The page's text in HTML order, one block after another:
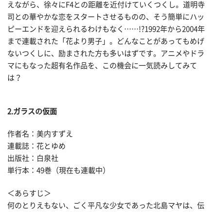
えながら、徐々にF4との距離を近付けていくつくし。道明寺
司との華やかな恋をスタートさせるものの、そう簡単にハッ
ピーエンドを迎えられるわけもなく……!?1992年から2004年
まで連載された「花より男子」。どんなことがあってもめげ
ないつくしに、励まされた方も多いはずです。アニメやドラ
マにもなった超有名作品を、この機会に一気読みしてみて
は？
2.ガラスの仮面
作者名：美内すずえ
連載誌：花とゆめ
出版社：白泉社
単行本：49巻（現在も連載中）
＜あらすじ＞
何のとりえもない、ごく平凡な少女であった北島マヤは、伝